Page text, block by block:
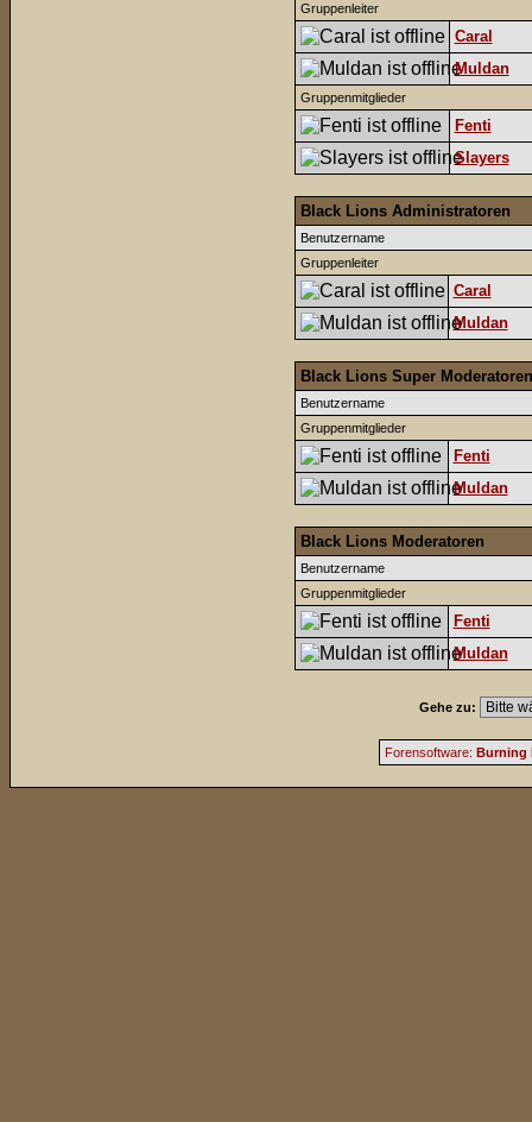
Gruppenleiter
Caral
Muldan
Gruppenmitglieder
Fenti
Slayers
Black Lions Administratoren
Benutzername
Gruppenleiter
Caral
Muldan
Black Lions Super Moderatoren
Benutzername
Gruppenmitglieder
Fenti
Muldan
Black Lions Moderatoren
Benutzername
Gruppenmitglieder
Fenti
Muldan
Gehe zu:
Forensoftware: Burning